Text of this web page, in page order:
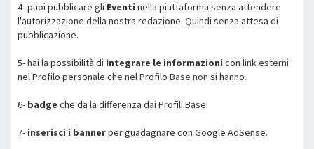
4- puoi pubblicare gli Eventi nella piattaforma senza attendere
l'autorizzazione della nostra redazione. Quindi senza attesa di
pubblicazione.
5- hai la possibilità di integrare le informazioni con link esterni
nel Profilo personale che nel Profilo Base non si hanno.
6- badge che da la differenza dai Profili Base.
7- inserisci i bannerper guadagnare con Google AdSense.